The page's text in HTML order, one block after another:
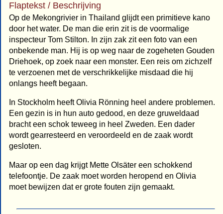
Flaptekst / Beschrijving
Op de Mekongrivier in Thailand glijdt een primitieve kano
door het water. De man die erin zit is de voormalige
inspecteur Tom Stilton. In zijn zak zit een foto van een
onbekende man. Hij is op weg naar de zogeheten Gouden
Driehoek, op zoek naar een monster. Een reis om zichzelf
te verzoenen met de verschrikkelijke misdaad die hij
onlangs heeft begaan.
In Stockholm heeft Olivia Rönning heel andere problemen.
Een gezin is in hun auto gedood, en deze gruweldaad
bracht een schok teweeg in heel Zweden. Een dader
wordt gearresteerd en veroordeeld en de zaak wordt
gesloten.
Maar op een dag krijgt Mette Olsäter een schokkend
telefoontje. De zaak moet worden heropend en Olivia
moet bewijzen dat er grote fouten zijn gemaakt.